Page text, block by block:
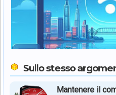
Sullo stesso
Mantenere il